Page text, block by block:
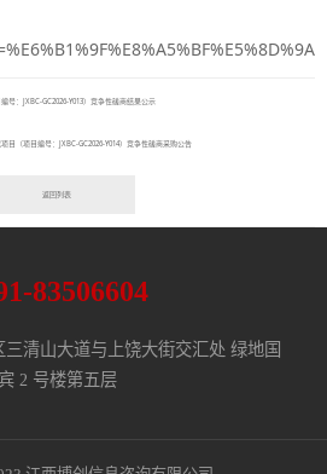
号：JXBC-GC2026-Y013）竞争性磋商结果公示
目（项目编号：JXBC-GC2026-Y014）竞争性磋商采购公告
返回列表
83506604
清山大道与上饶大街交汇处 绿地国
宾 2 号楼第五层